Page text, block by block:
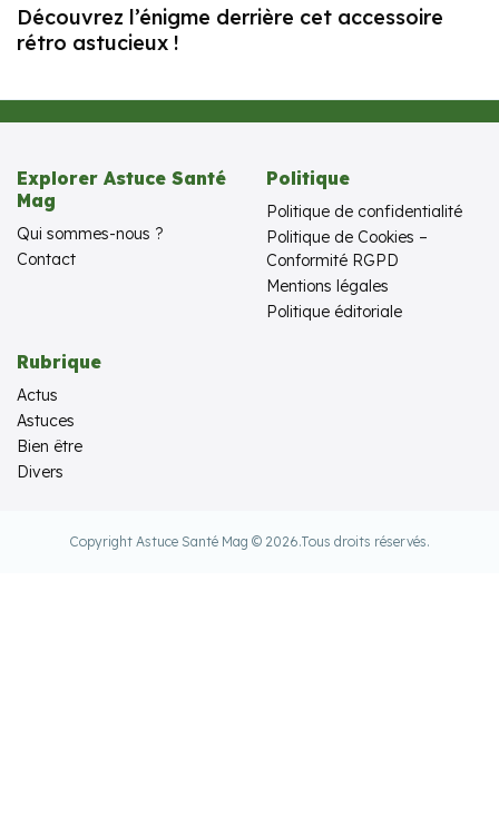
Découvrez l’énigme derrière cet accessoire
rétro astucieux !
Explorer Astuce Santé
Mag
Qui sommes-nous ?
Contact
Politique
Politique de confidentialité
Politique de Cookies –
Conformité RGPD
Mentions légales
Politique éditoriale
Rubrique
Actus
Astuces
Bien être
Divers
Copyright Astuce Santé Mag © 2026.Tous droits réservés.